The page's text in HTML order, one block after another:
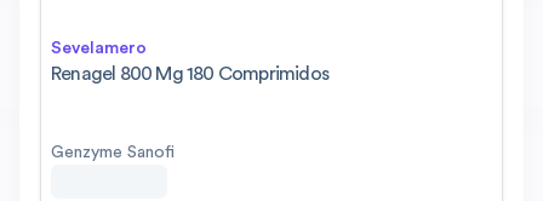
Sevelamero
Renagel 800 Mg 180 Comprimidos
Genzyme Sanofi